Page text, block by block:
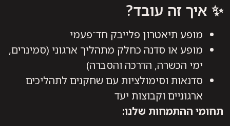
✨ איך זה עובד?
מופע תיאטרון פלייבק חד־פעמי
מופע או סדנה כחלק מתהליך ארגוני (סמינרים,
ימי הכשרה, הדרכה והסברה)
סדנאות וסימולציות עם שחקנים לתהליכים
ארגוניים וקבוצות יעד
תחומי ההתמחות שלנו: